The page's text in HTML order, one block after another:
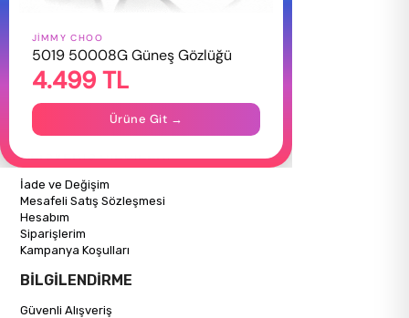
HAKKIMIZDA
Hakkımızda
Gizlilik Politikası
İletişim
Mağazalarımız
ALIŞVERİŞ BİLGİLERİ
İade ve Değişim
Mesafeli Satış Sözleşmesi
Hesabım
Siparişlerim
Kampanya Koşulları
BİLGİLENDİRME
Güvenli Alışveriş
JIMMY CHOO
5019 50008G Güneş Gözlüğü
4.499 TL
Ürüne Git →